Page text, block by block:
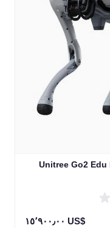
Special Price١٥٬٩٠٠٫٠٠ US$